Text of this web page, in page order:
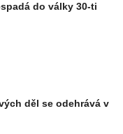
do války 30-ti
děl se odehrává v